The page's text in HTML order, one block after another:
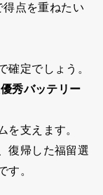
得点を重ねたい
確定でしょう。
秀バッテリー
を支えます。
復帰した福留選
す。